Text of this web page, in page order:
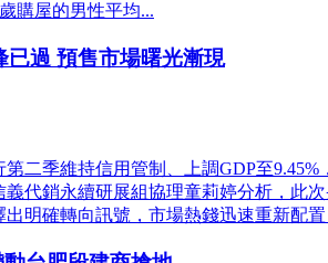
購屋的男性平均...
過 預售市場曙光漸現
二季維持信用管制、上調GDP至
代銷永續研展組協理童莉婷分析，此
明確轉向訊號，市場熱錢迅速重新配